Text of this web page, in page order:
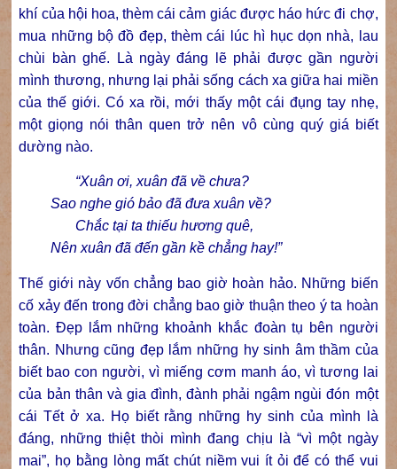
khí của hội hoa, thèm cái cảm giác được háo hức đi chợ,
mua những bộ đồ đẹp, thèm cái lúc hì hục dọn nhà, lau
chùi bàn ghế. Là ngày đáng lẽ phải được gần người
mình thương, nhưng lại phải sống cách xa giữa hai miền
của thế giới. Có xa rồi, mới thấy một cái đụng tay nhẹ,
một giọng nói thân quen trở nên vô cùng quý giá biết
dường nào.
“Xuân ơi, xuân đã về chưa?
Sao nghe gió bảo đã đưa xuân về?
Chắc tại ta thiếu hương quê,
Nên xuân đã đến gần kề chẳng hay!”
Thế giới này vốn chẳng bao giờ hoàn hảo. Những biến
cố xảy đến trong đời chẳng bao giờ thuận theo ý ta hoàn
toàn. Đẹp lắm những khoảnh khắc đoàn tụ bên người
thân. Nhưng cũng đẹp lắm những hy sinh âm thầm của
biết bao con người, vì miếng cơm manh áo, vì tương lai
của bản thân và gia đình, đành phải ngậm ngùi đón một
cái Tết ở xa. Họ biết rằng những hy sinh của mình là
đáng, những thiệt thòi mình đang chịu là “vì một ngày
mai”, họ bằng lòng mất chút niềm vui ít ỏi để có thể vui